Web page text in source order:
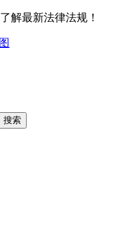
解最新法律法规！
搜索